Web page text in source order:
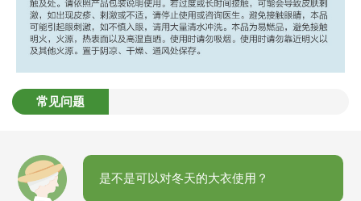
常见问题
是不是可以对冬天的大衣使用？